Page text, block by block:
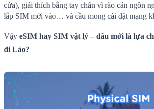
cửa), giải thích bằng tay chân vì rào cản ngôn
lắp SIM mới vào… và cầu mong cài đặt mạng
Vậy eSIM hay SIM vật lý – đâu mới là lựa
đi Lào?